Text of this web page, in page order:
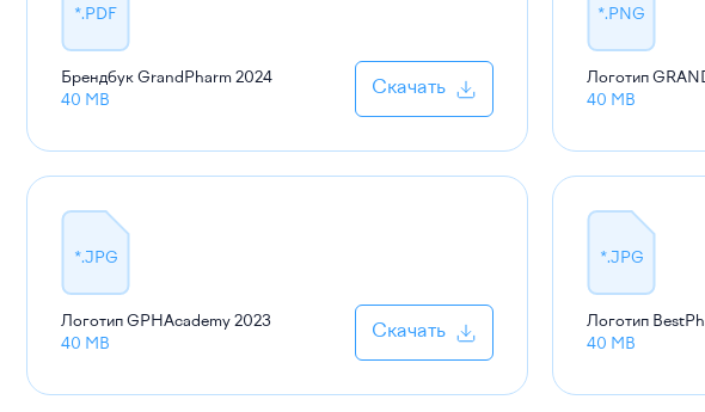
*.PDF
Брендбук GrandPharm 2024
40 MB
Скачать
*.PNG
Логотип
40 MB
*.JPG
Логотип GPHAcademy 2023
40 MB
Скачать
*.JPG
Логотип
40 MB